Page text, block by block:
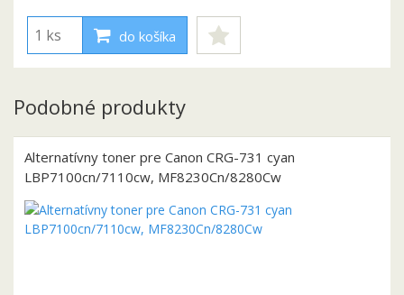
do košíka
Podobné produkty
Alternatívny toner pre Canon CRG-731 cyan
LBP7100cn/7110cw, MF8230Cn/8280Cw